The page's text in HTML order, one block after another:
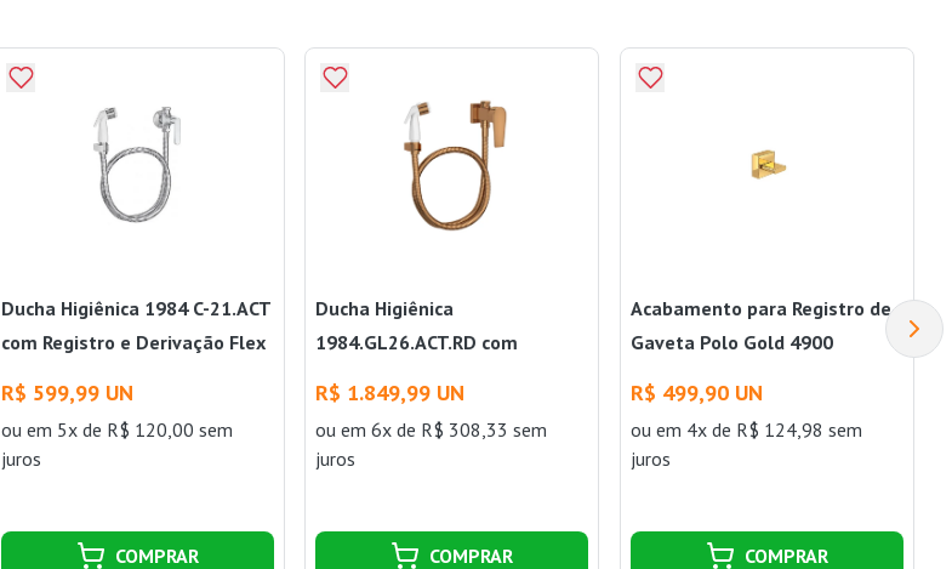
Ducha Higiênica 1984 C-21.ACT
com Registro e Derivação Flex
R$ 599,99 UN
ou em 5x de R$ 120,00 sem
juros
COMPRAR
Ducha Higiênica
1984.GL26.ACT.RD com
R$ 1.849,99 UN
ouem 6x de R$ 308,33 sem
juros
COMPRAR
Acabamento para Registro de
Gaveta Polo Gold 4900
R$ 499,90 UN
ou em 4x de R$ 124,98 sem
juros
COMPRAR